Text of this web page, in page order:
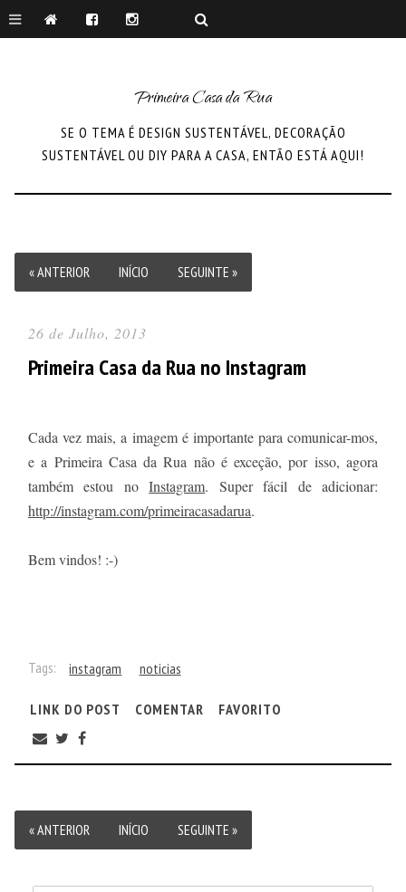
Primeira Casa da Rua
SE O TEMA É DESIGN SUSTENTÁVEL, DECORAÇÃO
SUSTENTÁVEL OU DIY PARA A CASA, ENTÃO ESTÁ AQUI!
« ANTERIOR INÍCIO SEGUINTE »
26 de Julho, 2013
Primeira Casa da Rua no Instagram
Cada vez mais, a imagem é importante para comunicar-mos,
e a Primeira Casa da Rua não é exceção, por isso, agora
também estou noInstagram. Super fácil de adicionar:
http://instagram.com/primeiracasadarua.
Bem vindos! :-)
Tags: instagram noticias
LINK DO POST COMENTAR FAVORITO
« ANTERIOR INÍCIO SEGUINTE »